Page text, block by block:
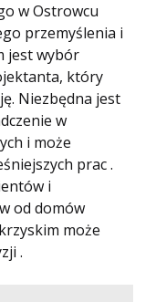
w Ostrowcu
przemyślenia i
jest wybór
który
Niezbędna jest
w
i może
prac .
i
od domów
może
.